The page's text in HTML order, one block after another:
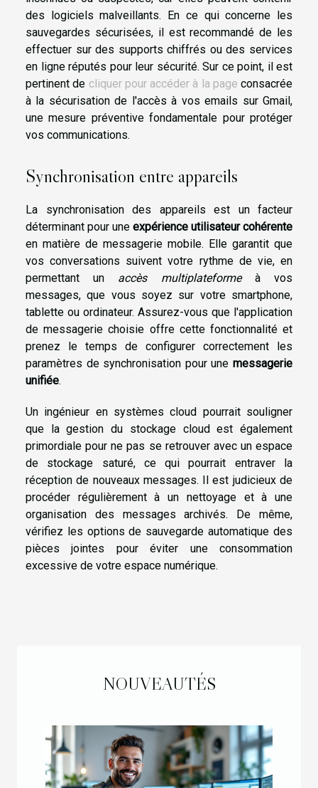
des logiciels malveillants. En ce qui concerne les
sauvegardes sécurisées, il est recommandé de les
effectuer sur des supports chiffrés ou des services
en ligne réputés pour leur sécurité. Sur ce point, il est
pertinent de cliquer pour accéder à la page consacrée
à la sécurisation de l'accès à vos emails sur Gmail,
une mesure préventive fondamentale pour protéger
vos communications.
Synchronisation entre appareils
La synchronisation des appareils est un facteur
déterminant pour une expérience utilisateur cohérente
en matière de messagerie mobile. Elle garantit que
vos conversations suivent votre rythme de vie, en
permettant un accès multiplateformeà vos
messages, que vous soyez sur votre smartphone,
tablette ou ordinateur. Assurez-vous que l'application
de messagerie choisie offre cette fonctionnalité et
prenez le temps de configurer correctement les
paramètres de synchronisation pour une messagerie
unifiée.
Un ingénieur en systèmes cloud pourrait souligner
que la gestion du stockage cloud est également
primordiale pour ne pas se retrouver avec un espace
de stockage saturé, ce qui pourrait entraver la
réception de nouveaux messages. Il est judicieux de
procéder régulièrement à un nettoyage et à une
organisation des messages archivés. De même,
vérifiez les options de sauvegarde automatique des
pièces jointes pour éviter une consommation
excessive de votre espace numérique.
NOUVEAUTÉS